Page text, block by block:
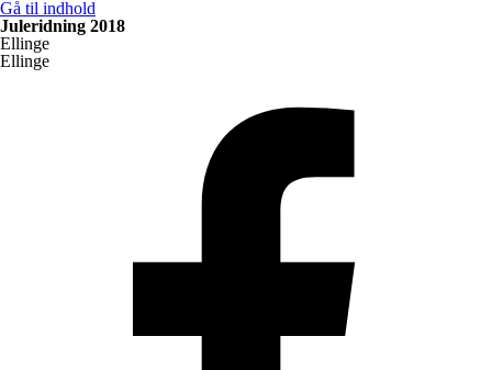
Gå til indhold
Juleridning 2018
Ellinge
Ellinge